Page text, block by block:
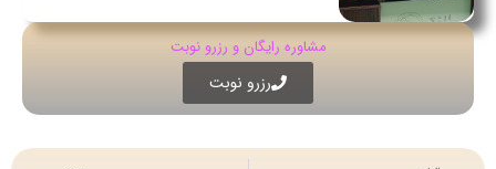
مشاوره رایگان و رزرو نوبت
رزرو نوبت